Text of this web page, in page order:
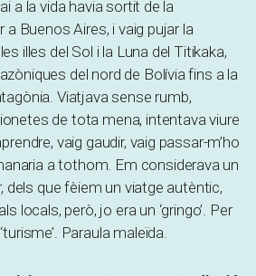
a la vida havia sortit de la
a Buenos Aires, i vaig pujar la
illes del Sol i la Luna del Titikaka,
del nord de Bolívia fins a la
Viatjava sense rumb,
de tota mena, intentava viure
vaig gaudir, vaig passar-m’ho
a tothom. Em considerava un
dels que fèiem un viatge autèntic,
locals, però, jo era un ‘gringo’. Per
Paraula maleïda.